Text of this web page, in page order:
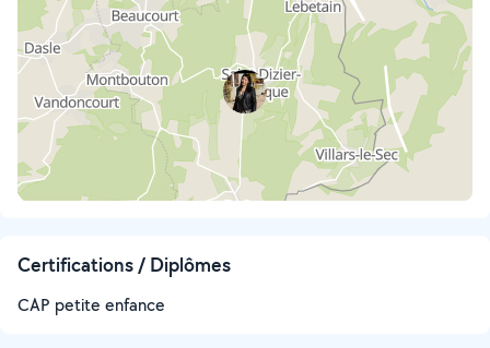
Certifications / Diplômes
CAP petite enfance